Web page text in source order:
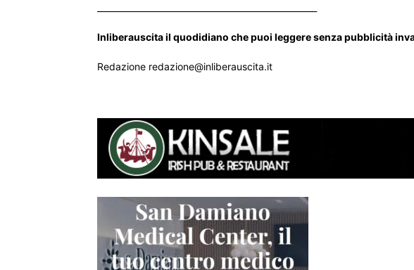
Inliberauscita il quodidiano che puoi leggere senza pubblicità
Redazione redazione@inliberauscita.it